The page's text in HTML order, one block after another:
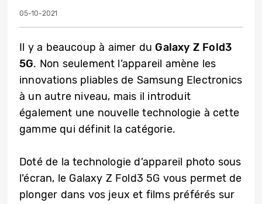
05-10-2021
Il y a beaucoup à aimer du Galaxy Z Fold3
5G. Non seulement l’appareil amène les
innovations pliables de Samsung Electronics
à un autre niveau, mais il introduit
également une nouvelle technologie à cette
gamme qui définit la catégorie.
Doté de la technologie d’appareil photo sous
l’écran, le Galaxy Z Fold3 5G vous permet de
plonger dans vos jeux et films préférés sur